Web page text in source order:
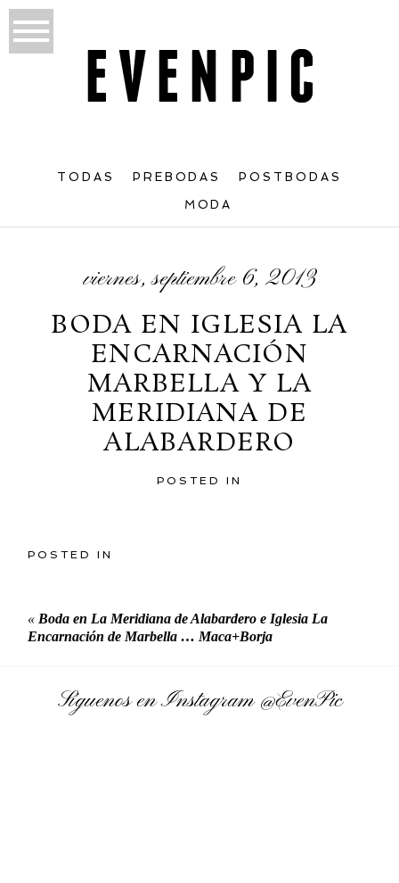
TODAS PREBODAS POSTBODAS
MODA
viernes, septiembre 6, 2013
BODA EN IGLESIA LA
ENCARNACIÓN
MARBELLA Y LA
MERIDIANA DE
ALABARDERO
POSTED IN
POSTED IN
« Boda en La Meridiana de Alabardero e Iglesia La
Encarnación de Marbella … Maca+Borja
Síguenos en Instagram@EvenPic